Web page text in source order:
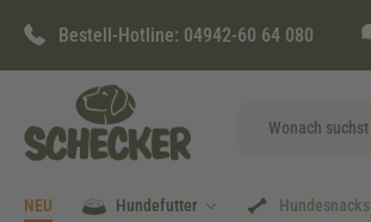
Zur Hauptnavigation springen
Bestell-Hotline: 04942-60 64 080
NEU Hundefutter Hundesnacks